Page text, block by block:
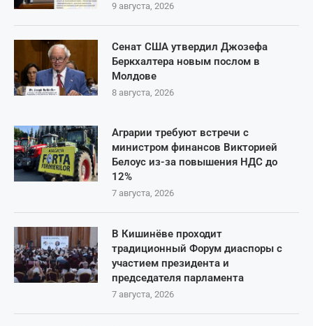
9 августа, 2026
Сенат США утвердил Джозефа
Беркхалтера новым послом в
Молдове
8 августа, 2026
Аграрии требуют встречи с
министром финансов Викторией
Белоус из-за повышения НДС до
12%
7 августа, 2026
В Кишинёве проходит
традиционный Форум диаспоры с
участием президента и
председателя парламента
7 августа, 2026